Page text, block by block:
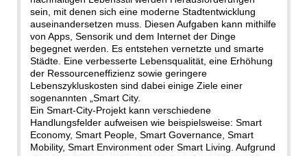
sein, mit denen sich eine moderne Stadtentwicklung
auseinandersetzen muss. Diesen Aufgaben kann mithilfe
von Apps, Sensorik und dem Internet der Dinge
begegnet werden. Es entstehen vernetzte und smarte
Städte. Eine verbesserte Lebensqualität, eine Erhöhung
der Ressourceneffizienz sowie geringere
Lebenszykluskosten sind dabei einige Ziele einer
sogenannten „Smart City.
Ein Smart-City-Projekt kann verschiedene
Handlungsfelder aufweisen wie beispielsweise: Smart
Economy, Smart People, Smart Governance, Smart
Mobility, Smart Environment oder Smart Living. Aufgrund